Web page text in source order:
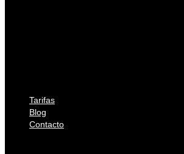
Tarifas
Blog
Contacto